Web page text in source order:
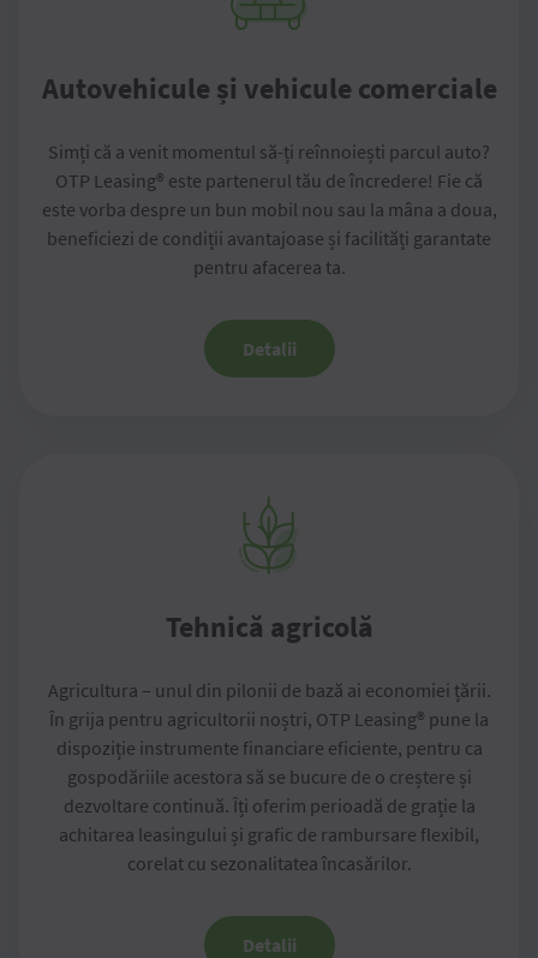
Autovehicule și vehicule comerciale
Simți că a venit momentul să-ți reînnoiești parcul auto?
OTP Leasing® este partenerul tău de încredere! Fie că
este vorba despre un bun mobil nou sau la mâna a doua,
beneficiezi de condiții avantajoase și facilități garantate
pentru afacerea ta.
Detalii
Tehnică agricolă
Agricultura – unul din pilonii de bază ai economiei țării.
În grija pentru agricultorii noștri, OTP Leasing® pune la
dispoziție instrumente financiare eficiente, pentru ca
gospodăriile acestora să se bucure de o creștere și
dezvoltare continuă. Îți oferim perioadă de grație la
achitarea leasingului și grafic de rambursare flexibil,
corelat cu sezonalitatea încasărilor.
Detalii